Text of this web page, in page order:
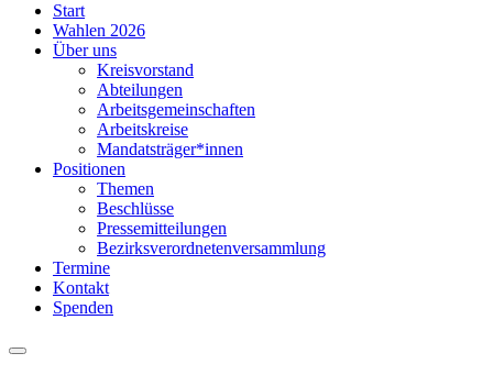
Start
Wahlen 2026
Über uns
Kreisvorstand
Abteilungen
Arbeitsgemeinschaften
Arbeitskreise
Mandatsträger*innen
Positionen
Themen
Beschlüsse
Pressemitteilungen
Bezirksverordnetenversammlung
Termine
Kontakt
Spenden
Menu